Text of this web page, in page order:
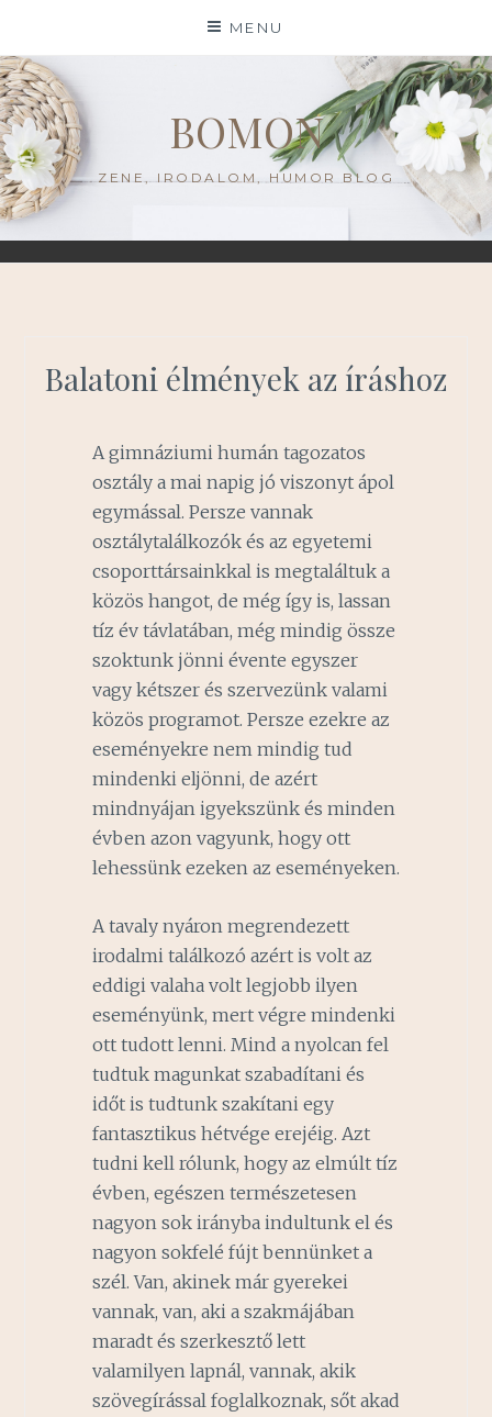
content
MENU
BOMON
ZENE, IRODALOM, HUMOR BLOG
Balatoni élmények az íráshoz
A gimnáziumi humán tagozatos
osztály a mai napig jó viszonyt ápol
egymással. Persze vannak
osztálytalálkozók és az egyetemi
csoporttársainkkal is megtaláltuk a
közös hangot, de még így is, lassan
tíz év távlatában, még mindig össze
szoktunk jönni évente egyszer
vagy kétszer és szervezünk valami
közös programot. Persze ezekre az
eseményekre nem mindig tud
mindenki eljönni, de azért
mindnyájan igyekszünk és minden
évben azon vagyunk, hogy ott
lehessünk ezeken az eseményeken.
A tavaly nyáron megrendezett
irodalmi találkozó azért is volt az
eddigi valaha volt legjobb ilyen
eseményünk, mert végre mindenki
ott tudott lenni. Mind a nyolcan fel
tudtuk magunkat szabadítani és
időt is tudtunk szakítani egy
fantasztikus hétvége erejéig. Azt
tudni kell rólunk, hogy az elmúlt tíz
évben, egészen természetesen
nagyon sok irányba indultunk el és
nagyon sokfelé fújt bennünket a
szél. Van, akinek már gyerekei
vannak, van, aki a szakmájában
maradt és szerkesztő lett
valamilyen lapnál, vannak, akik
szövegírással foglalkoznak, sőt akad